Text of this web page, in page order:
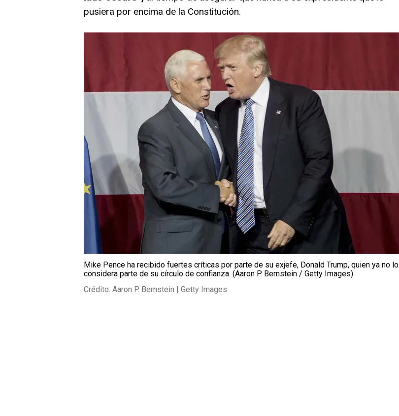
pusiera por encima de la Constitución.
Mike Pence ha recibido fuertes críticas por parte de su exjefe, Donald Trump, quien ya no lo
considera parte de su círculo de confianza. (Aaron P. Bernstein / Getty Images)
Crédito: Aaron P. Bernstein | Getty Images